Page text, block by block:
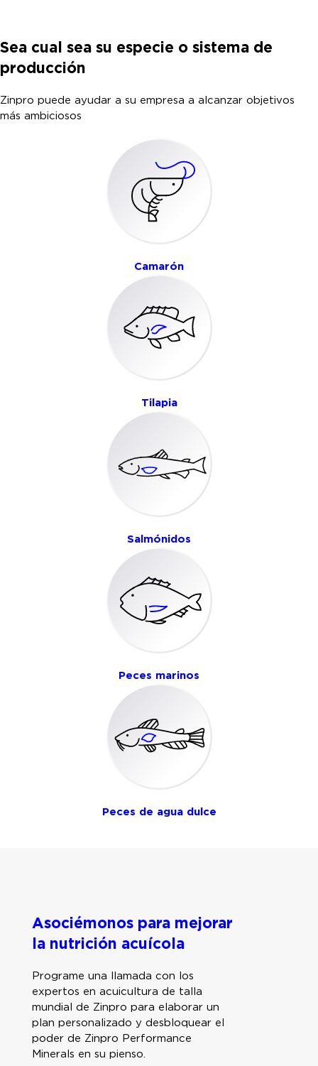
Sea cual sea su especie o sistema de
producción
Zinpro puede ayudar a su empresa a alcanzar objetivos
más ambiciosos
Camarón
Tilapia
Salmónidos
Peces marinos
Peces de agua dulce
Asociémonos para mejorar
la nutrición acuícola
Programe una llamada con los
expertos en acuicultura de talla
mundial de Zinpro para elaborar un
plan personalizado y desbloquear el
poder de Zinpro Performance
Minerals en su pienso.